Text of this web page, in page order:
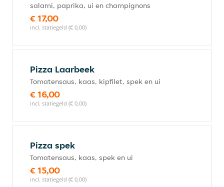
salami, paprika, ui en champignons
€ 17,00
incl. statiegeld (€ 0,00)
Pizza Laarbeek
Tomatensaus, kaas, kipfilet, spek en ui
€ 16,00
incl. statiegeld (€ 0,00)
Pizza spek
Tomatensaus, kaas, spek en ui
€ 15,00
incl. statiegeld (€ 0,00)